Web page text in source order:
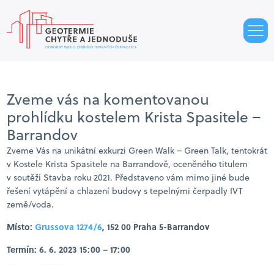
Zveme vás na komentovanou
prohlídku kostelem Krista Spasitele –
Barrandov
Zveme Vás na unikátní exkurzi Green Walk – Green Talk, tentokrát
v Kostele Krista Spasitele na Barrandově, oceněného titulem
v soutěži Stavba roku 2021. Představeno vám mimo jiné bude
řešení vytápění a chlazení budovy s tepelnými čerpadly IVT
země/voda.
Místo: Grussova 1274/6, 152 00 Praha 5-Barrandov
Termín: 6. 6. 2023 15:00 – 17:00